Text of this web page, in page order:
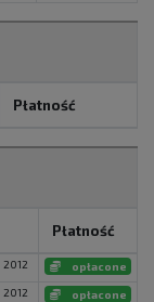
Płatność
Płatność
2012
opłacone
2012
opłacone